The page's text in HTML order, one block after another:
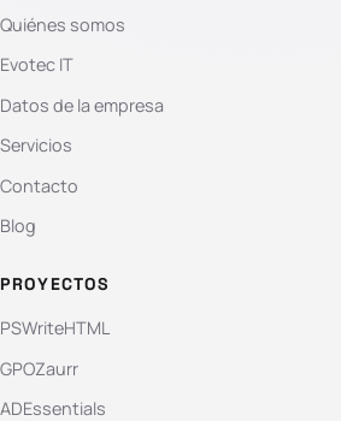
Quiénes somos
Evotec IT
Datos de la empresa
Servicios
Contacto
Blog
PROYECTOS
PSWriteHTML
GPOZaurr
ADEssentials